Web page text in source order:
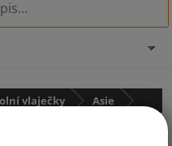
vlaječky Asie